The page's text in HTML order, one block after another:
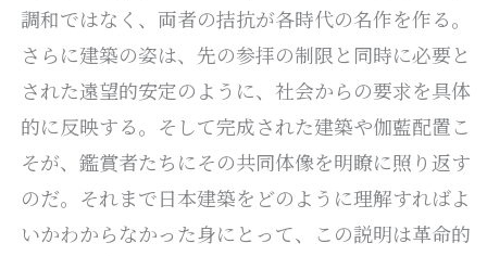
調和ではなく、両者の拮抗が各時代の名作を作る。
さらに建築の姿は、先の参拝の制限と同時に必要と
された遠望的安定のように、社会からの要求を具体
的に反映する。そして完成された建築や伽藍配置こ
そが、鑑賞者たちにその共同体像を明瞭に照り返す
のだ。それまで日本建築をどのように理解すればよ
いかわからなかった身にとって、この説明は革命的